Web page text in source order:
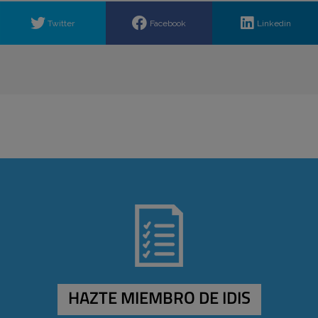
Twitter Facebook Linkedin
HAZTE MIEMBRO DE IDIS